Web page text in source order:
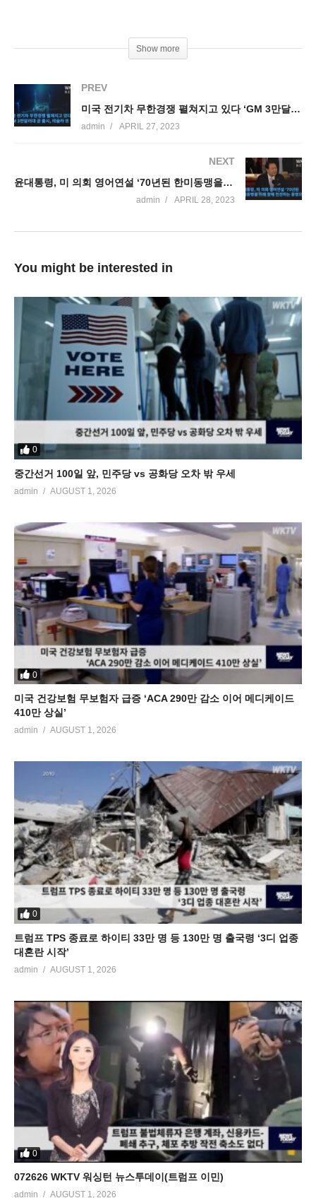
Show more
PREV
미국 전기차 무한경쟁 펼쳐지고 있다 ‘GM 3만달러대 곧 출시, 테슬라 또 인하’
admin APRIL 27, 2023
NEXT
윤대통령, 미 의회 영어연설 ‘70년된 한미동맹을 미래 향해 전진하는 동맹으로’
admin APRIL 28, 2023
You might be interested in
0
중간선거 100일 앞, 민주당 vs 공화당 오차 밖 우세
admin AUGUST 1, 2026
0
미국 건강보험 무보험자 급증 ‘ACA 290만 감소 이어 메디케이드
410만 상실’
admin AUGUST 1, 2026
0
트럼프 TPS 종료로 하이티 33만 명 등 130만 명 출국령 ‘3디 업종
대혼란 시작’
admin AUGUST 1, 2026
0
072626 WKTV 워싱턴 뉴스투데이(트럼프 이민)
admin AUGUST 1, 2026